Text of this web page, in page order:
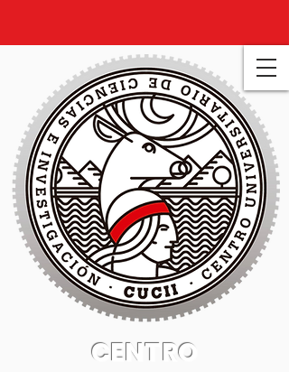
CENTRO